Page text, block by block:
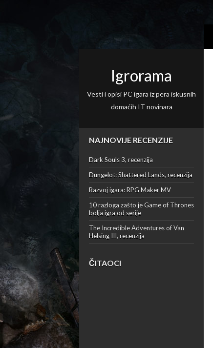
Igrorama
Vesti i opisi PC igara iz pera iskusnih
domaćih IT novinara
NAJNOVIJE RECENZIJE
Dark Souls 3, recenzija
Dungelot: Shattered Lands, recenzija
Razvoj igara: RPG Maker MV
10 razloga zašto je Game of Thrones
bolja igra od serije
The Incredible Adventures of Van
Helsing III, recenzija
ČITAOCI